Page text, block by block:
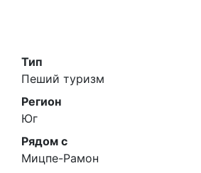
Тип
Пеший туризм
Регион
Юг
Рядом с
Мицпе-Рамон